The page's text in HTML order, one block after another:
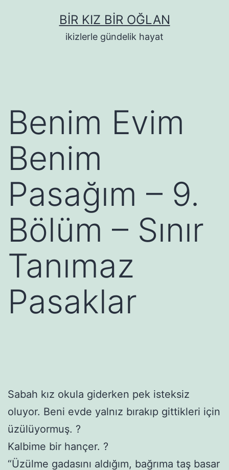
BIR KIZ BIR OĞLAN
ikizlerle gündelik hayat
Benim Evim
Benim
Pasağım – 9.
Bölüm – Sınır
Tanımaz
Pasaklar
Sabah kız okula giderken pek isteksiz
oluyor. Beni evde yalnız bırakıp gittikleri için
üzülüyormuş. ?
Kalbime bir hançer. ?
“Üzülme gadasını aldığım, bağrıma taş basar